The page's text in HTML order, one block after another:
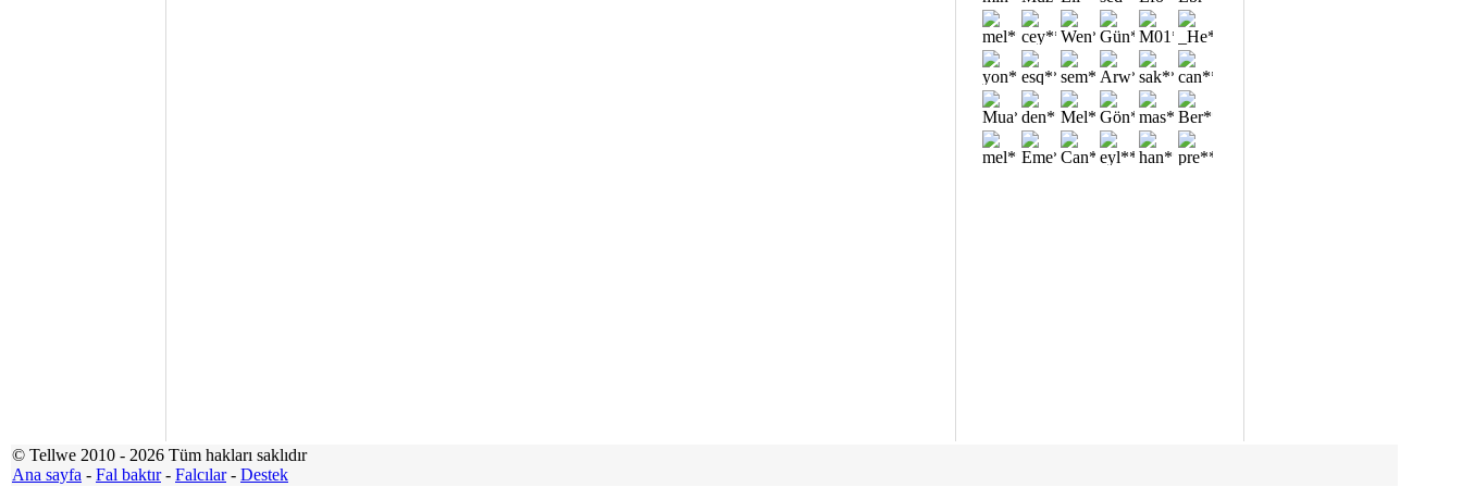
© Tellwe 2010 - 2026 Tüm hakları saklıdır
Ana sayfa - Fal baktır- Falcılar- Destek